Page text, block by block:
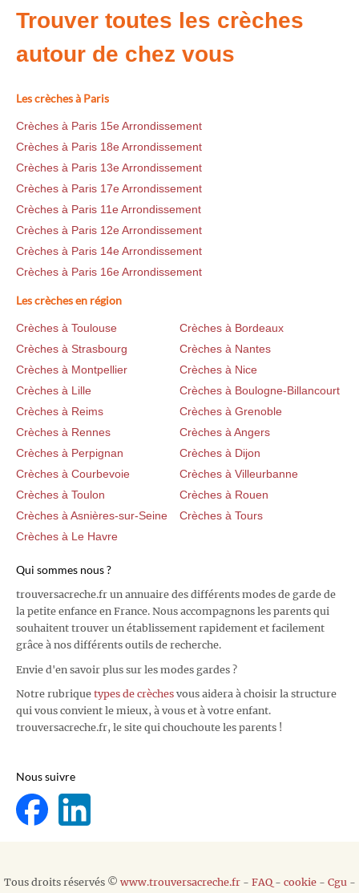
Trouver toutes les crèches
autour de chez vous
Les crèches à Paris
Crèches à Paris 15e Arrondissement
Crèches à Paris 18e Arrondissement
Crèches à Paris 13e Arrondissement
Crèches à Paris 17e Arrondissement
Crèches à Paris 11e Arrondissement
Crèches à Paris 12e Arrondissement
Crèches à Paris 14e Arrondissement
Crèches à Paris 16e Arrondissement
Les crèches en région
Crèches à Toulouse
Crèches à Bordeaux
Crèches à Strasbourg
Crèches à Nantes
Crèches à Montpellier
Crèches à Nice
Crèches à Lille
Crèches à Boulogne-Billancourt
Crèches à Reims
Crèches à Grenoble
Crèches à Rennes
Crèches à Angers
Crèches à Perpignan
Crèches à Dijon
Crèches à Courbevoie
Crèches à Villeurbanne
Crèches à Toulon
Crèches à Rouen
Crèches à Asnières-sur-Seine
Crèches à Tours
Crèches à Le Havre
Qui sommes nous ?
trouversacreche.fr un annuaire des différents modes de garde de
la petite enfance en France. Nous accompagnons les parents qui
souhaitent trouver un établissement rapidement et facilement
grâce à nos différents outils de recherche.
Envie d'en savoir plus sur les modes gardes ?
Notre rubrique types de crèches vous aidera à choisir la structure
qui vous convient le mieux, à vous et à votre enfant.
trouversacreche.fr, le site qui chouchoute les parents !
Nous suivre
Tous droits réservés © www.trouversacreche.fr- FAQ- cookie- Cgu -